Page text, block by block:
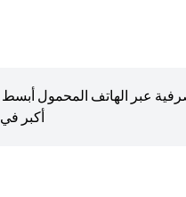
عبر الهاتف المحمول أبسط
أكبر